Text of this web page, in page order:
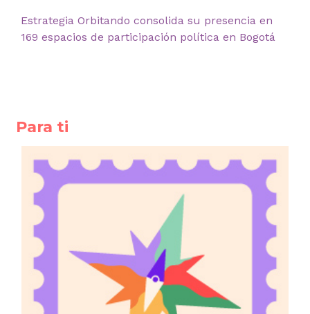
Estrategia Orbitando consolida su presencia en
169 espacios de participación política en Bogotá
Para ti